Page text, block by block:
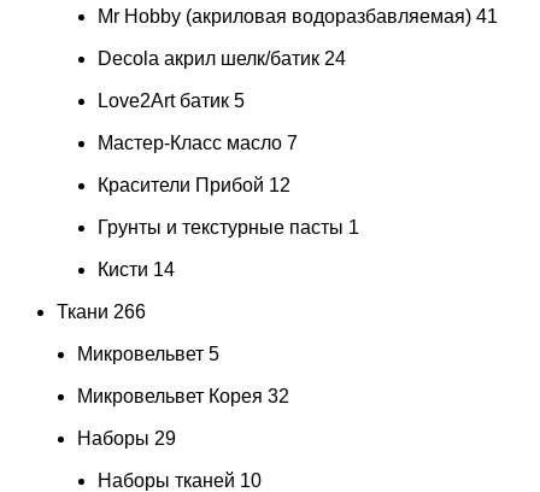
Mr Hobby (акриловая водоразбавляемая) 41
Decola акрил шелк/батик 24
Love2Art батик 5
Мастер-Класс масло 7
Красители Прибой 12
Грунты и текстурные пасты 1
Кисти 14
Ткани 266
Микровельвет 5
Микровельвет Корея 32
Наборы 29
Наборы тканей 10